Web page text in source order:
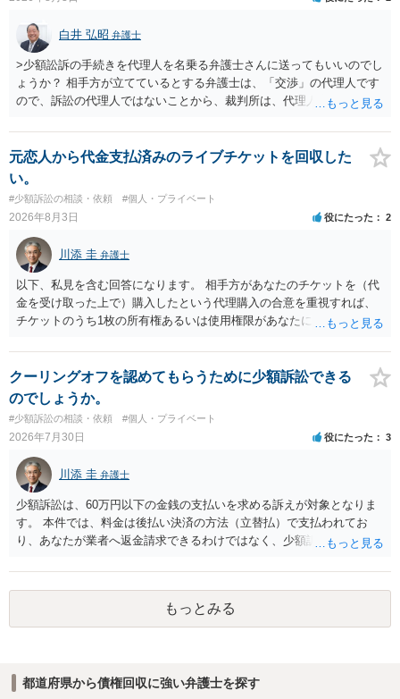
は、貴殿自らが契約を解約したことによって生じた返還義務の履行を
求めるものにすぎません。貴殿の仕入先との取引関係や返金時期など
の内部事情は、私に対する返還義務の発生や履行時期には何ら影響を
及ぼすものではありません。 これ以上、本件の解決を不必要に遅延さ
せることなく、誠意をもって速やかに返金手続を履行されるよう、強
く求めます。 以上
白井 弘昭 弁護士
>少額訟訴の手続きを代理人を名乗る弁護士さんに送ってもいいのでし
ょうか？ 相手方が立てているとする弁護士は、「交渉」の代理人です
ので、訴訟の代理人ではないことから、裁判所は、代理人宛ての訴状
ている場合は、相手方（被告）の住所で訴状を作成提出し、裁判所に
代理人が就いていたことを知らせると（訴状の記載内容から明らかな
場合も）、裁判所が当該代理人弁護士に事前連絡し、引き続き訴訟も
受任するかを聞いたうえで、受任の意志が明らかになったところで、
直接被告に送達するのではなく、代理人に訴状の受領を促すこともあ
ります。 ラインのやり取りでしか証拠がないと、実際の本人性が明ら
かではありません。もちろん弁護士（２０万円の請求で代理人弁護士
に委任するかも疑わしいのですが）も住所は明らかにしないでしょ
う。 何か本人を示す事実（振込先などの情報）から、相手の住所等の
情報を割り出していくしかないように思えます。 以上、ご参考まで。
元恋人から代金支払済みのライブチケットを回収した
い。
#少額訴訟の相談・依頼 #個人・プライベート
2026年8月3日 役にたった 2
川添 圭 弁護士
以下、私見を含む回答になります。 相手方があなたのチケットを（代
金を受け取った上で）購入したという代理購入の合意を重視すれば、
チケットのうち1枚の所有権あるいは使用権限があなたにあり、チケッ
す。 一方、このチケット購入には「相手方と一緒に行く」という合意
も付随していたことを無視することができません。こちらを重視すれ
ば、交際を終了させたことにより「一緒に行く」という結果の実現に
重大な障害が発生しており、当然にチケットを引き渡すべきといえる
かは微妙であり、むしろ返金すべきとするのが当事者の合理的意思に
合致するのではないか、という判断に傾くことになると思います。 例
えば、当該チケットが座席指定である場合、交際を解消した2人が当日
隣り合わせになることは避けたいという心理が働くことも無理からぬ
ところです。一方、チケットがエリア指定のアリーナ席であれば隣り
合わせにならずに済むかもしれませんし、そのチケットが入手困難で
あったり特別席であったりすれば、判断は変わってくるかもしれませ
ん。当該チケットがチケット転売防止法に規定する特定興行入場券に
該当し、券面上使用者が指定されている場合には、チケット引渡し以
外に選択肢がない場合もあるでしょう。 このように、本件の紛争は、
法的には「当事者の合理的意思」がどこにあるのかを追求した解決が
必要になると思われます。なかなか難しい問題なので、弁護士によっ
クーリングオフを認めてもらうために少額訴訟できる
のでしょうか。
#少額訴訟の相談・依頼 #個人・プライベート
2026年7月30日 役にたった 3
川添 圭 弁護士
少額訴訟は、60万円以下の金銭の支払いを求める訴えが対象となりま
す。 本件では、料金は後払い決済の方法（立替払）で支払われてお
り、あなたが業者へ返金請求できるわけではなく、少額訴訟は使えな
在確認請求訴訟を提起することも考えられますが、まずは後払い決済
業者へ（原契約のクーリング・オフの証拠の写しとともに）支払拒絶
の通知書を送り、もし訴訟や支払督促を行ってきた場合には全面的に
争う、というやり方がベターではないかと思います。弁護士会の相談
もっとみる
都道府県から債権回収に強い弁護士を探す